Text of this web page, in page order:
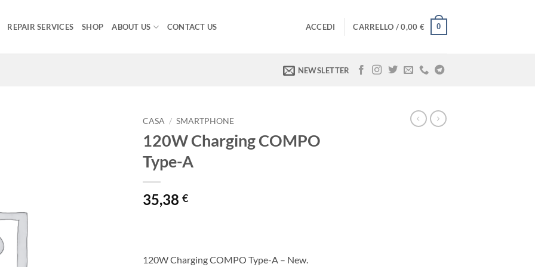
REPAIR SERVICES SHOP ABOUT US CONTACT US ACCEDI CARRELLO /0,00 € 0
NEWSLETTER
CASA / SMARTPHONE
120W Charging COMPO
Type-A
35,38 €
120W Charging COMPO Type-A – New.